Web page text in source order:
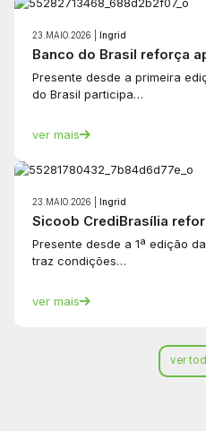
23.MAIO.2026 | Ingrid
Banco do Brasil reforça
Presente desde a primeira
do Brasil participa…
ver mais
23.MAIO.2026 | Ingrid
Sicoob CrediBrasília
Presente desde a 1ª edição
traz condições…
ver mais
ver